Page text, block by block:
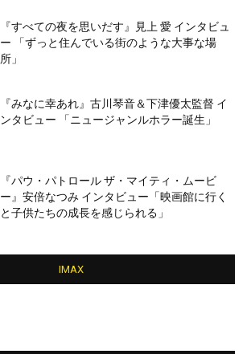
『すべての夜を思いだす』見上 愛 インタビュ
ー 「ずっと住んでいる街のような大事な場
所」
『みなに幸あれ』古川琴音＆下津優太監督 イ
ンタビュー 「ニュージャンルホラー誕生」
『パウ・パトロール ザ・マイティ・ムービ
ー』安倍なつみ インタビュー「映画館に行く
と子供たちの成長を感じられる」
IMAX